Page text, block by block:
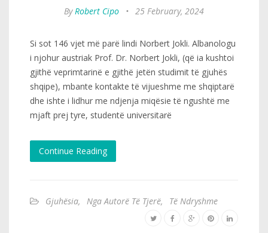
ByRobert Cipo • 25 February, 2024
Si sot 146 vjet më parë lindi Norbert Jokli. Albanologu
i njohur austriak Prof. Dr. Norbert Jokli, (që ia kushtoi
gjithë veprimtarinë e gjithë jetën studimit të gjuhës
shqipe), mbante kontakte të vijueshme me shqiptarë
dhe ishte i lidhur me ndjenja miqësie të ngushtë me
mjaft prej tyre, studentë universitarë
Continue Reading
Gjuhësia, Nga Autorë Të Tjerë, Të Ndryshme